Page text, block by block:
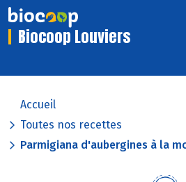
Biocoop Louviers
Accueil
Toutes nos recettes
Parmigiana d'aubergines à la